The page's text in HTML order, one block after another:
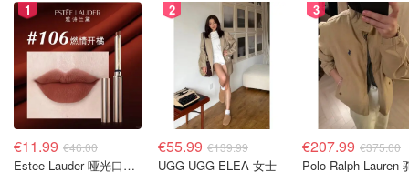
1
€11.99 €46.00
Estee Lauder 哑光口红 double or nothing色号
2
€55.99 €139.99
UGG UGG ELEA 女士
3
€207.99 €375.00
Polo Ralph Lauren